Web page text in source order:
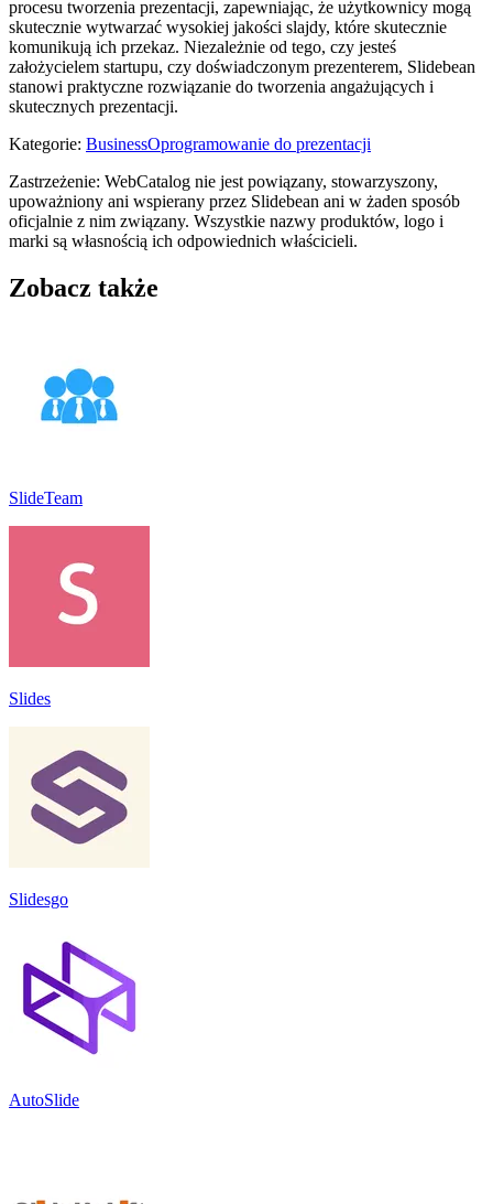
procesu tworzenia prezentacji, zapewniając, że użytkownicy mogą
skutecznie wytwarzać wysokiej jakości slajdy, które skutecznie
komunikują ich przekaz. Niezależnie od tego, czy jesteś
założycielem startupu, czy doświadczonym prezenterem, Slidebean
stanowi praktyczne rozwiązanie do tworzenia angażujących i
skutecznych prezentacji.
Kategorie: BusinessOprogramowanie do prezentacji
Zastrzeżenie: WebCatalog nie jest powiązany, stowarzyszony,
upoważniony ani wspierany przez Slidebean ani w żaden sposób
oficjalnie z nim związany. Wszystkie nazwy produktów, logo i
marki są własnością ich odpowiednich właścicieli.
Zobacz także
SlideTeam
Slides
Slidesgo
AutoSlide